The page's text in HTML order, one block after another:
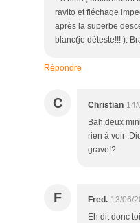
ravito et fléchage
après la superbe
blanc(je déteste!!! ).
Répondre
C Christian
Bah,deux
rien à voir
grave!?
F Fred. 13/06/
Eh dit donc